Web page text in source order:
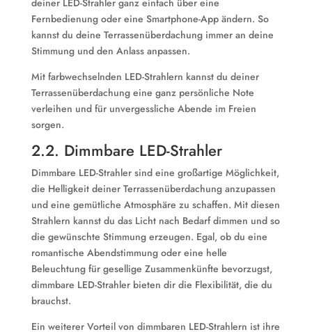
deiner LED-Strahler ganz einfach über eine
Fernbedienung oder eine Smartphone-App ändern. So
kannst du deine Terrassenüberdachung immer an deine
Stimmung und den Anlass anpassen.
Mit farbwechselnden LED-Strahlern kannst du deiner
Terrassenüberdachung eine ganz persönliche Note
verleihen und für unvergessliche Abende im Freien
sorgen.
2.2. Dimmbare LED-Strahler
Dimmbare LED-Strahler sind eine großartige Möglichkeit,
die Helligkeit deiner Terrassenüberdachung anzupassen
und eine gemütliche Atmosphäre zu schaffen. Mit diesen
Strahlern kannst du das Licht nach Bedarf dimmen und so
die gewünschte Stimmung erzeugen. Egal, ob du eine
romantische Abendstimmung oder eine helle
Beleuchtung für gesellige Zusammenkünfte bevorzugst,
dimmbare LED-Strahler bieten dir die Flexibilität, die du
brauchst.
Ein weiterer Vorteil von dimmbaren LED-Strahlern ist ihre